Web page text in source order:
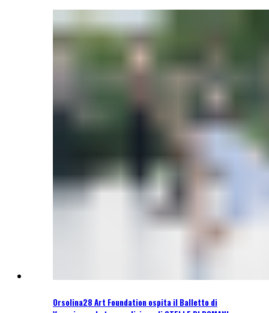
Orsolina28 Art Foundation ospita il Balletto di